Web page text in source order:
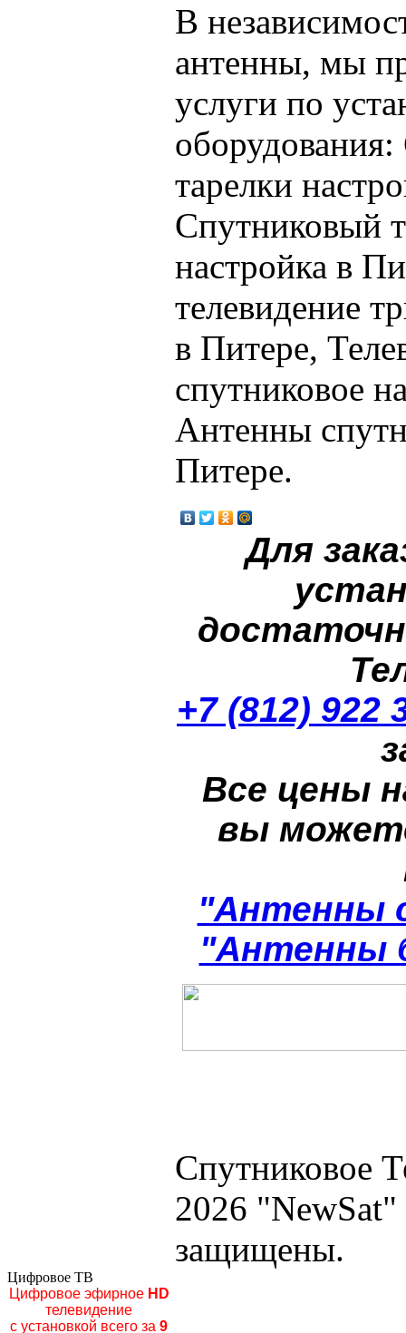
В
антенны, мы
услуги по
тарелки
Спутниковый
настройка в
телевидение
в Питере,
спутниковое
Антенны
Питере.
Для
+7 (812) 922
Все цены
вы
"Антенны
"Антенны
Спутниковое
2026
защищены.
Цифровое ТВ
Цифровое эфирноеHD
телевидение
с установкой всего за 9